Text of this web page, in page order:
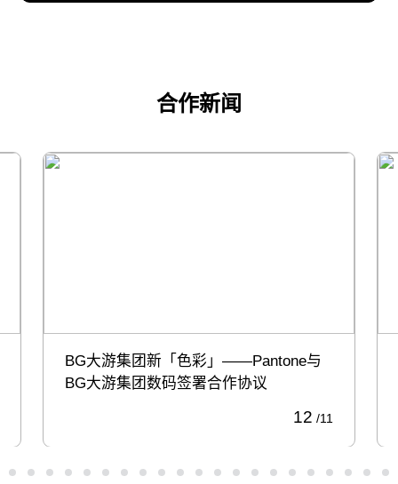
合作新闻
BG大游集团新「色彩」——Pantone与
BG大游集团数码签署合作协议
12 /11